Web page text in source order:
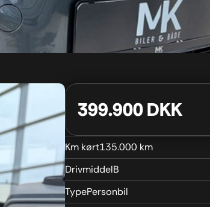
399.900 DKK
Km kørt135.000 km
DrivmiddelB
TypePersonbil